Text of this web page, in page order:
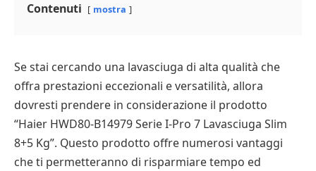
Contenuti mostra
Se stai cercando una lavasciuga di alta qualità che
offra prestazioni eccezionali e versatilità, allora
dovresti prendere in considerazione il prodotto
“Haier HWD80-B14979 Serie I-Pro 7 Lavasciuga Slim
8+5 Kg”. Questo prodotto offre numerosi vantaggi
che ti permetteranno di risparmiare tempo ed